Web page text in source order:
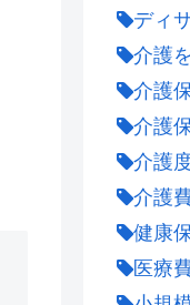
ディ
介護
介護
介護
介護
介護
健康
医療